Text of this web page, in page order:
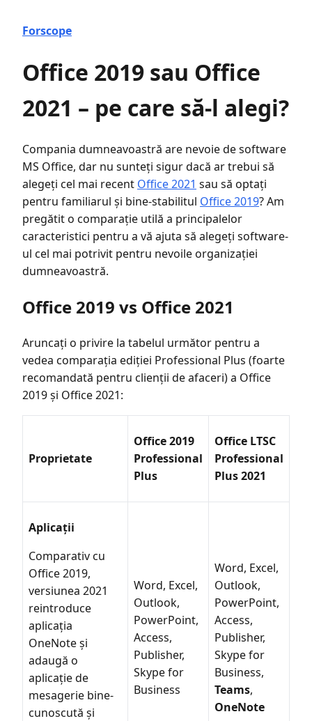
Forscope
Office 2019 sau Office
2021 – pe care să-l alegi?
Compania dumneavoastră are nevoie de software
MS Office, dar nu sunteți sigur dacă ar trebui să
alegeți cel mai recent Office 2021 sau să optați
pentru familiarul și bine-stabilitul Office 2019? Am
pregătit o comparație utilă a principalelor
caracteristici pentru a vă ajuta să alegeți software-
ul cel mai potrivit pentru nevoile organizației
dumneavoastră.
Office 2019 vs Office 2021
Aruncați o privire la tabelul următor pentru a
vedea comparația ediției Professional Plus (foarte
recomandată pentru clienții de afaceri) a Office
2019 și Office 2021:
Proprietate
Office 2019
Professional
Plus
Office LTSC
Professional
Plus 2021
Aplicații
Comparativ cu
Office 2019,
versiunea 2021
reintroduce
aplicația
OneNote și
adaugă o
aplicație de
mesagerie bine-
cunoscută și
Word, Excel,
Outlook,
PowerPoint,
Access,
Publisher,
Skype for
Business
Word, Excel,
Outlook,
PowerPoint,
Access,
Publisher,
Skype for
Business,
Teams,
OneNote